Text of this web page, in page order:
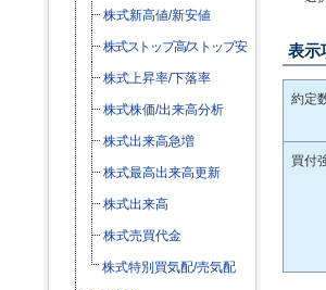
株式新高値/新安値
株式ストップ高/ストップ安
株式上昇率/下落率
株式株価/出来高分析
株式出来高急増
株式最高出来高更新
株式出来高
株式売買代金
株式特別買気配/売気配
表示
約定
買付